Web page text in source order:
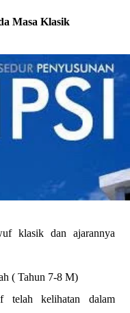
Masa Klasik
klasik dan ajarannya
( Tahun 7-8 M)
telah kelihatan dalam